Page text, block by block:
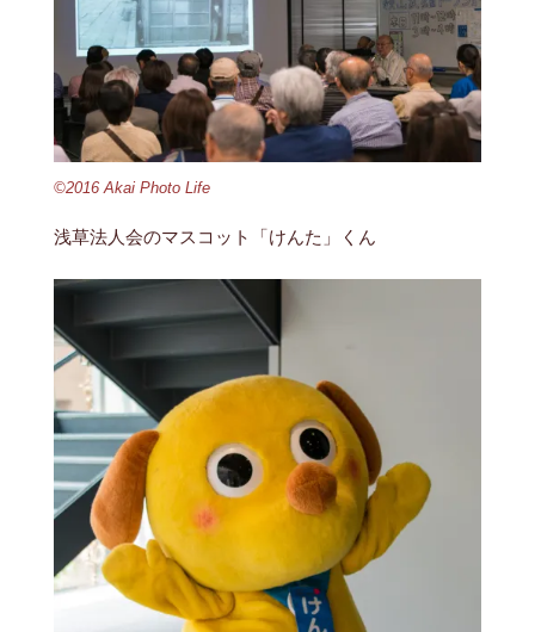
©2016 Akai Photo Life
浅草法人会のマスコット「けんた」くん